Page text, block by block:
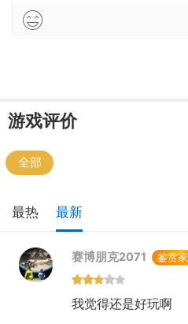
游戏评价
全部
最热 最新
赛博朋克2071 鉴赏家
我觉得还是好玩啊